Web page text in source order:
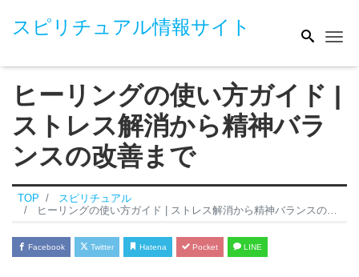
スピリチュアル情報サイト
ヒーリングの使い方ガイド |
ストレス解消から精神バラ
ンスの改善まで
TOP
スピリチュアル
ヒーリングの使い方ガイド | ストレス解消から精神バランスの改善まで
Facebook Twitter Hatena Pocket LINE